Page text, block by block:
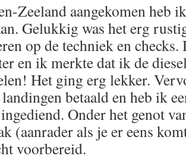
Zeeland aangekomen heb
Gelukkig was het erg
op de techniek en
en ik merkte dat ik de
Het ging erg lekker.
betaald en heb ik
Onder het genot
(aanrader als je er eens
voorbereid.